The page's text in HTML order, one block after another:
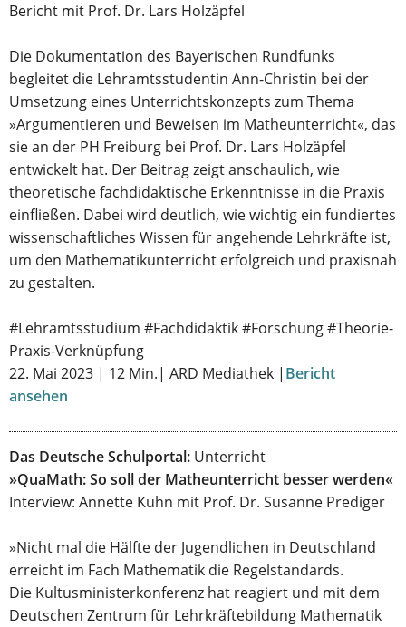
Bericht mit Prof. Dr. Lars Holzäpfel
Die Dokumentation des Bayerischen Rundfunks
begleitet die Lehramtsstudentin Ann-Christin bei der
Umsetzung eines Unterrichtskonzepts zum Thema
»Argumentieren und Beweisen im Matheunterricht«, das
sie an der PH Freiburg bei Prof. Dr. Lars Holzäpfel
entwickelt hat. Der Beitrag zeigt anschaulich, wie
theoretische fachdidaktische Erkenntnisse in die Praxis
einfließen. Dabei wird deutlich, wie wichtig ein fundiertes
wissenschaftliches Wissen für angehende Lehrkräfte ist,
um den Mathematikunterricht erfolgreich und praxisnah
zu gestalten.
#Lehramtsstudium #Fachdidaktik #Forschung #Theorie-
Praxis-Verknüpfung
22. Mai 2023 | 12 Min.| ARD Mediathek | Bericht
ansehen
Das Deutsche Schulportal: Unterricht
»QuaMath: So soll der Matheunterricht besser werden«
Interview: Annette Kuhn mit Prof. Dr. Susanne Prediger
»Nicht mal die Hälfte der Jugendlichen in Deutschland
erreicht im Fach Mathematik die Regelstandards.
Die Kultusministerkonferenz hat reagiert und mit dem
Deutschen Zentrum für Lehrkräftebildung Mathematik